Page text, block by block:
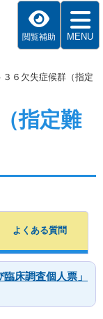
閲覧補助 MENU
３６欠失症候群（指定
指定難
よくある質問
床調査個人票」